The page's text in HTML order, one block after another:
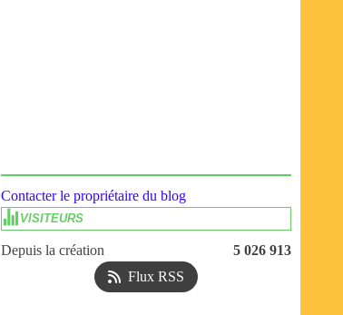
Contacter le propriétaire du blog
VISITEURS
Depuis la création
5 026 913
Flux RSS